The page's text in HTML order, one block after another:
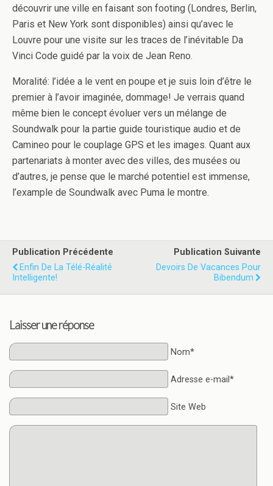
découvrir une ville en faisant son footing (Londres, Berlin,
Paris et New York sont disponibles) ainsi qu’avec le
Louvre pour une visite sur les traces de l’inévitable Da
Vinci Code guidé par la voix de Jean Reno.
Moralité: l’idée a le vent en poupe et je suis loin d’être le
premier à l’avoir imaginée, dommage! Je verrais quand
même bien le concept évoluer vers un mélange de
Soundwalk pour la partie guide touristique audio et de
Camineo pour le couplage GPS et les images. Quant aux
partenariats à monter avec des villes, des musées ou
d’autres, je pense que le marché potentiel est immense,
l’example de Soundwalk avec Puma le montre.
Publication Précédente
Enfin De La Télé-Réalité
Intelligente!
Publication Suivante
Devoirs De Vacances Pour
Bibendum
Laisser une réponse
Nom*
Adresse e-mail*
Site Web